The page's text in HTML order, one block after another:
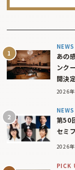
NEWS
あの
ンク
開決
2026
NEWS
第50
セミ
2026
PICK